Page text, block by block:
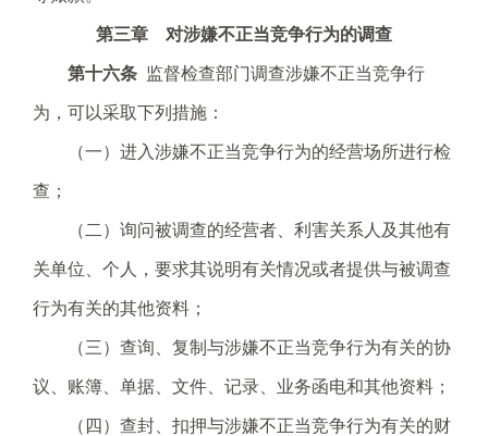
第三章 对涉嫌不正当竞争行为的调查
第十六条 监督检查部门调查涉嫌不正当竞争行
为，可以采取下列措施：
（一）进入涉嫌不正当竞争行为的经营场所进行检
查；
（二）询问被调查的经营者、利害关系人及其他有
关单位、个人，要求其说明有关情况或者提供与被调查
行为有关的其他资料；
（三）查询、复制与涉嫌不正当竞争行为有关的协
议、账簿、单据、文件、记录、业务函电和其他资料；
（四）查封、扣押与涉嫌不正当竞争行为有关的财